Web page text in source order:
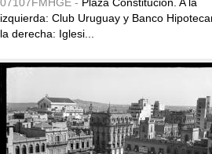
izquierda: Club Uruguay y Banco
la derecha: Iglesi...